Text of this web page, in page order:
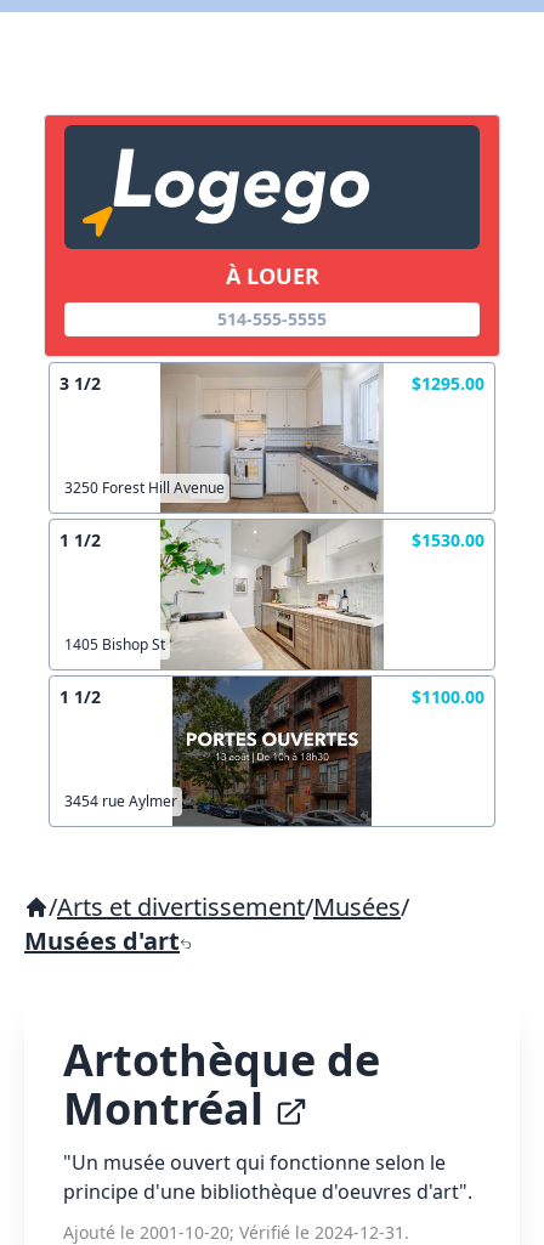
À LOUER
514-555-5555
3 1/2 $1295.00
3250 Forest Hill Avenue
1 1/2 $1530.00
1405 Bishop St
1 1/2 $1100.00
3454 rue Aylmer
/Arts et divertissement/Musées/
Musées d'art
Artothèque de
Montréal
"Un musée ouvert qui fonctionne selon le
principe d'une bibliothèque d'oeuvres d'art".
Ajouté le 2001-10-20; Vérifié le 2024-12-31.
X Fermer
Lien vers inscription (sera inclus dans courriel)
Copier lien
X Fermer